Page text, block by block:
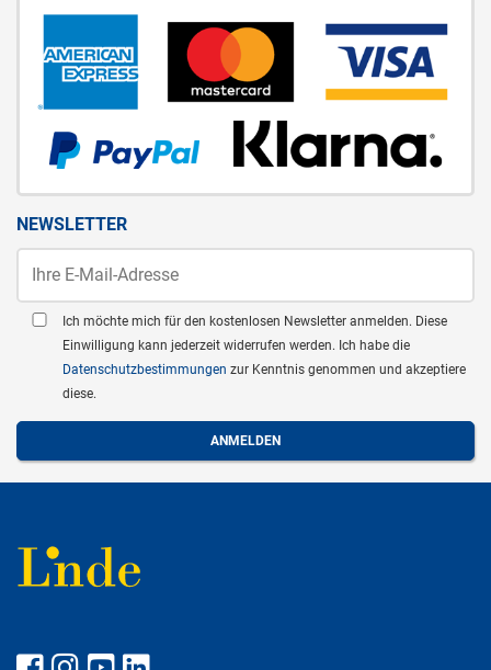
NEWSLETTER
Ich möchte mich für den kostenlosen Newsletter anmelden. Diese
Einwilligung kann jederzeit widerrufen werden. Ich habe die
Datenschutzbestimmungen zur Kenntnis genommen und akzeptiere
diese.